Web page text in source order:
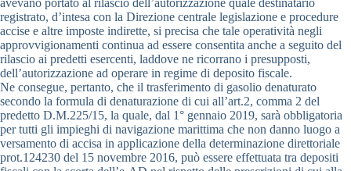
avevano portato al rilascio dell’autorizzazione quale destinatario
registrato, d’intesa con la Direzione centrale legislazione e procedure
accise e altre imposte indirette, si precisa che tale operatività negli
approvvigionamenti continua ad essere consentita anche a seguito del
rilascio ai predetti esercenti, laddove ne ricorrano i presupposti,
dell’autorizzazione ad operare in regime di deposito fiscale.
Ne consegue, pertanto, che il trasferimento di gasolio denaturato
secondo la formula di denaturazione di cui all’art.2, comma 2 del
predetto D.M.225/15, la quale, dal 1° gennaio 2019, sarà obbligatoria
per tutti gli impieghi di navigazione marittima che non danno luogo a
versamento di accisa in applicazione della determinazione direttoriale
prot.124230 del 15 novembre 2016, può essere effettuata tra depositi